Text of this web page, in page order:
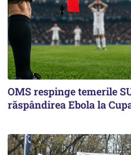
OMS respinge temerile
răspândirea Ebola la